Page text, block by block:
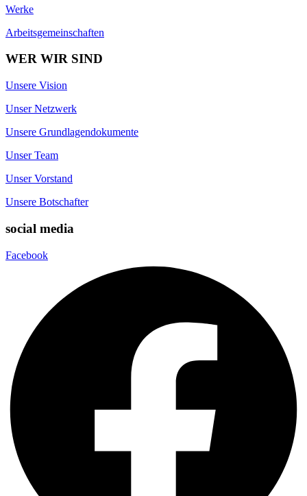
Werke
Arbeitsgemeinschaften
WER WIR SIND
Unsere Vision
Unser Netzwerk
Unsere Grundlagendokumente
Unser Team
Unser Vorstand
Unsere Botschafter
social media
Facebook